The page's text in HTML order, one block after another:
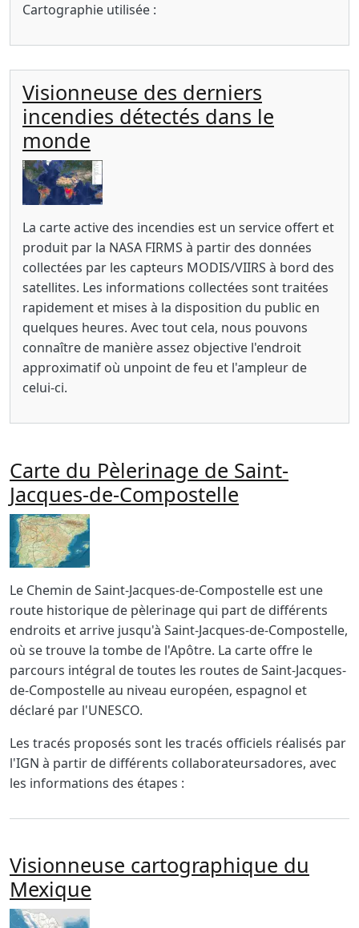
Cartographie utilisée :
Visionneuse des derniers
incendies détectés dans le
monde
Imagen
Body
La carte active des incendies est un service offert et
produit par la NASA FIRMS à partir des données
collectées par les capteurs MODIS/VIIRS à bord des
satellites. Les informations collectées sont traitées
rapidement et mises à la disposition du public en
quelques heures. Avec tout cela, nous pouvons
connaître de manière assez objective l'endroit
approximatif où unpoint de feu et l'ampleur de
celui-ci.
Carte du Pèlerinage de Saint-
Jacques-de-Compostelle
Imagen
Body
Le Chemin de Saint-Jacques-de-Compostelle est une
route historique de pèlerinage qui part de différents
endroits et arrive jusqu'à Saint-Jacques-de-Compostelle,
où se trouve la tombe de l'Apôtre. La carte offre le
parcours intégral de toutes les routes de Saint-Jacques-
de-Compostelle au niveau européen, espagnol et
déclaré par l'UNESCO.
Les tracés proposés sont les tracés officiels réalisés par
l'IGN à partir de différents collaborateursadores, avec
les informations des étapes :
Visionneuse cartographique du
Mexique
Imagen